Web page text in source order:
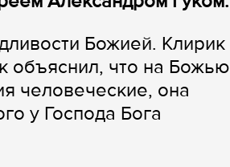
Божией. Клирик
объяснил, что на Божью
человеческие, она
у Господа Бога